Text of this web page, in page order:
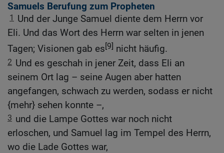
Samuels Berufung zum Propheten
1
Und der Junge Samuel diente dem Herrn vor
Eli. Und das Wort des Herrn war selten in jenen
Tagen; Visionen gab es[9] nicht häufig.
2 Und es geschah in jener Zeit, dass Eli an
seinem Ort lag – seine Augen aber hatten
angefangen, schwach zu werden, sodass er nicht
{mehr} sehen konnte –,
3 und die Lampe Gottes war noch nicht
erloschen, und Samuel lag im Tempel des Herrn,
wo die Lade Gottes war,